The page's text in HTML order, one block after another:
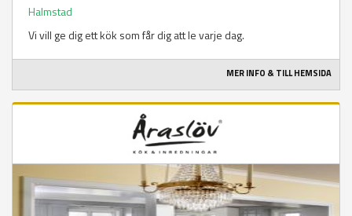
Halmstad
Vi vill ge dig ett kök som får dig att le varje dag.
MER INFO & TILL HEMSIDA